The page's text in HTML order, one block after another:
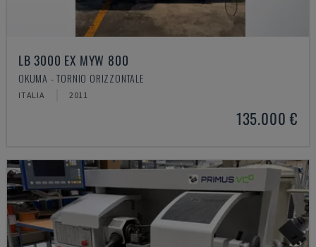
LB 3000 EX MYW 800
OKUMA - TORNIO ORIZZONTALE
ITALIA 2011
135.000 €